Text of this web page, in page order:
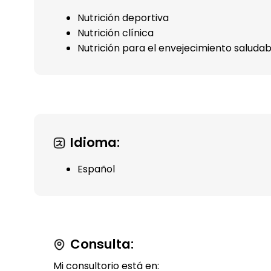
Nutrición deportiva
Nutrición clínica
Nutrición para el envejecimiento
Idioma:
Español
Consulta:
Mi consultorio está en: